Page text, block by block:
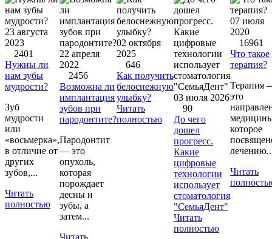
23 августа
2023
2401
Нужны ли
нам зубы
мудрости?
Зуб
мудрости
или
«восьмерка»,
в отличие от
других
зубов,...
Читать
полностью
22 апреля
2022
2456
Возможна ли
имплантация
зубов при
пародонтите?
Пародонтит
— это
опухоль,
которая
порождает
десны и
зубы, а
затем...
Читать
02 октября
2025
646
Как получить
белоснежную
улыбку?
Читать
полностью
03 июля 2026
90
До чего
дошел
прогресс.
Какие
цифровые
технологии
использует
стоматология
"СемьяДент"
Читать
полностью
07 июля
2020
16961
Что такое
терапия?
Терапия
это
которое
Читать